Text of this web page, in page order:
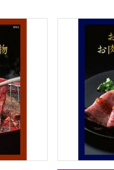
物 HMC【カタログ
おいしい